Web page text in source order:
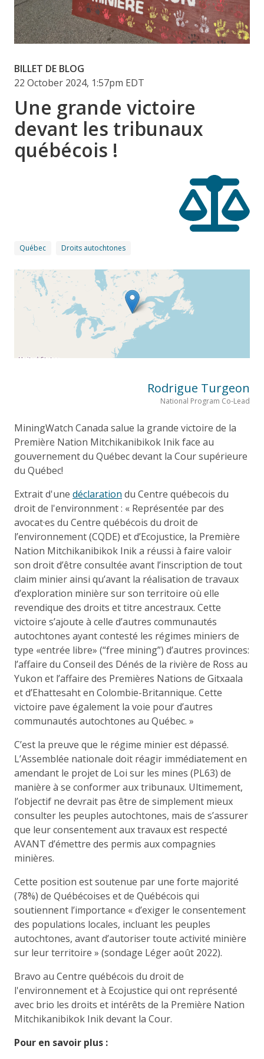
BILLET DE BLOG
22 October 2024, 1:57pm EDT
Une grande victoire
devant les tribunaux
québécois !
Québec Droits autochtones
Rodrigue Turgeon
National Program Co-Lead
MiningWatch Canada salue la grande victoire de la
Première Nation Mitchikanibikok Inik face au
gouvernement du Québec devant la Cour supérieure
du Québec!
Extrait d'une déclaration du Centre québecois du
droit de l'environnment : « Représentée par des
avocat·es du Centre québécois du droit de
l’environnement (CQDE) et d’Ecojustice, la Première
Nation Mitchikanibikok Inik a réussi à faire valoir
son droit d’être consultée avant l’inscription de tout
claim minier ainsi qu’avant la réalisation de travaux
d’exploration minière sur son territoire où elle
revendique des droits et titre ancestraux. Cette
victoire s’ajoute à celle d’autres communautés
autochtones ayant contesté les régimes miniers de
type «entrée libre» (“free mining”) d’autres provinces:
l’affaire du Conseil des Dénés de la rivière de Ross au
Yukon et l’affaire des Premières Nations de Gitxaala
et d’Ehattesaht en Colombie-Britannique. Cette
victoire pave également la voie pour d’autres
communautés autochtones au Québec. »
C’est la preuve que le régime minier est dépassé.
L’Assemblée nationale doit réagir immédiatement en
amendant le projet de Loi sur les mines (PL63) de
manière à se conformer aux tribunaux. Ultimement,
l’objectif ne devrait pas être de simplement mieux
consulter les peuples autochtones, mais de s’assurer
que leur consentement aux travaux est respecté
AVANT d’émettre des permis aux compagnies
minières.
Cette position est soutenue par une forte majorité
(78%) de Québécoises et de Québécois qui
soutiennent l’importance « d’exiger le consentement
des populations locales, incluant les peuples
autochtones, avant d’autoriser toute activité minière
sur leur territoire » (sondage Léger août 2022).
Bravo au Centre québécois du droit de
l'environnement et à Ecojustice qui ont représenté
avec brio les droits et intérêts de la Première Nation
Mitchikanibikok Inik devant la Cour.
Pour en savoir plus :